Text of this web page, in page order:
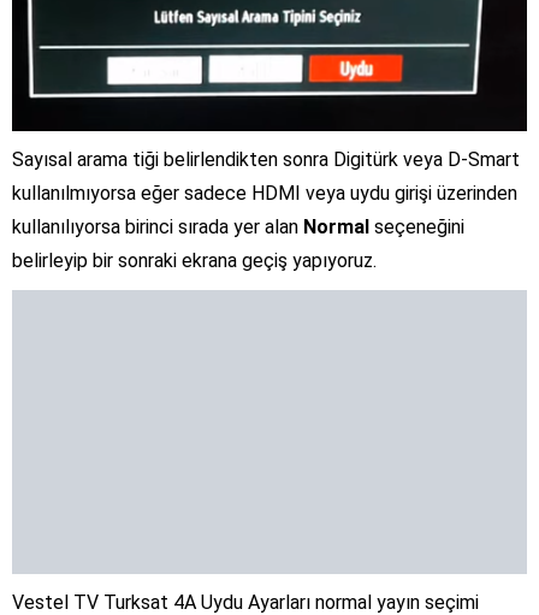
Sayısal arama tiği belirlendikten sonra Digitürk veya D-Smart
kullanılmıyorsa eğer sadece HDMI veya uydu girişi üzerinden
kullanılıyorsa birinci sırada yer alan Normal seçeneğini
belirleyip bir sonraki ekrana geçiş yapıyoruz.
Vestel TV Turksat 4A Uydu Ayarları normal yayın seçimi